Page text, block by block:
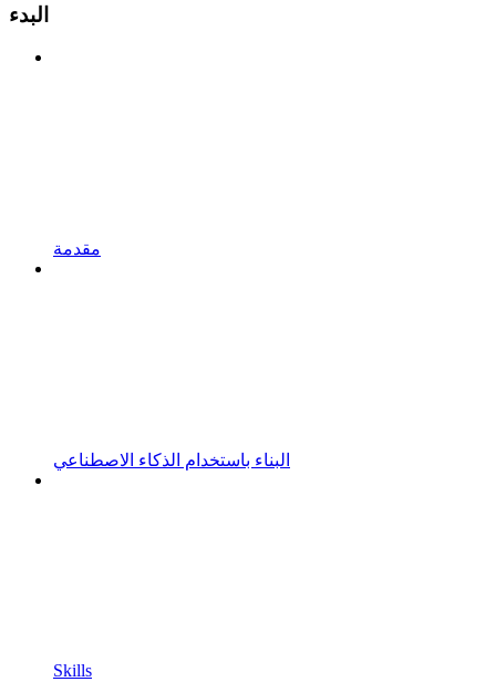
البدء
مقدمة
البناء باستخدام الذكاء الاصطناعي
Skills